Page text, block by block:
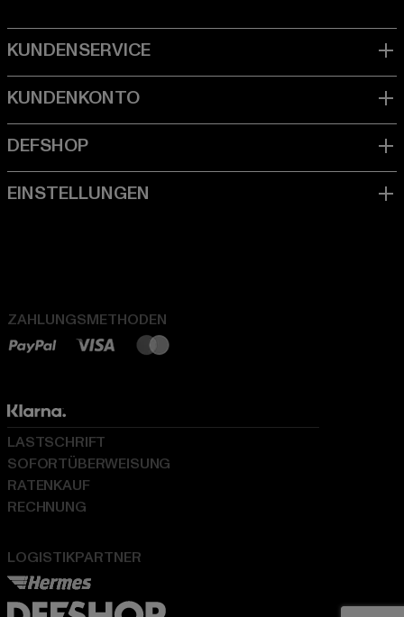
ZAHLUNGSMETHODEN
LOGISTIKPARTNER
LASTSCHRIFT
SOFORTÜBERWEISUNG
RATENKAUF
RECHNUNG